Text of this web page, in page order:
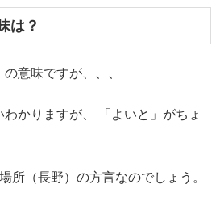
は？
意味ですが、、、
わかりますが、 「よいと」がちょ
所（長野）の方言なのでしょう。